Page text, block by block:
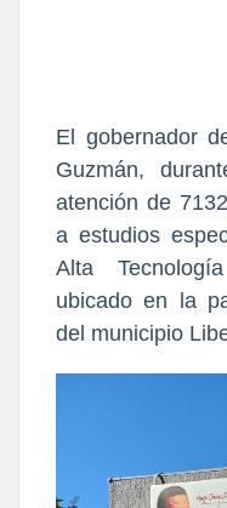
El gobernador
Guzmán,
atención de
a estudios
Alta
ubicado en la
del municipio